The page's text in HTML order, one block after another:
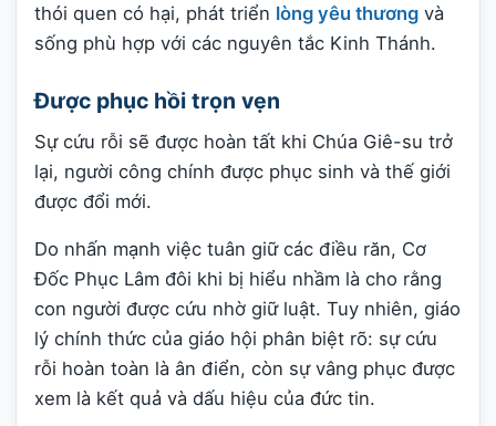
thói quen có hại, phát triển lòng yêu thương và
sống phù hợp với các nguyên tắc Kinh Thánh.
Được phục hồi trọn vẹn
Sự cứu rỗi sẽ được hoàn tất khi Chúa Giê-su trở
lại, người công chính được phục sinh và thế giới
được đổi mới.
Do nhấn mạnh việc tuân giữ các điều răn, Cơ
Đốc Phục Lâm đôi khi bị hiểu nhầm là cho rằng
con người được cứu nhờ giữ luật. Tuy nhiên, giáo
lý chính thức của giáo hội phân biệt rõ: sự cứu
rỗi hoàn toàn là ân điển, còn sự vâng phục được
xem là kết quả và dấu hiệu của đức tin.